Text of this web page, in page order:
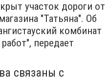
участок дороги от
"Татьяна". Об
комбинат
передает
связаны с